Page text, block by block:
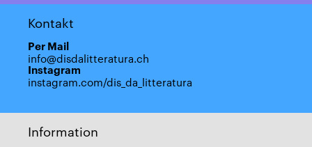
Kontakt
Per Mail
info@disdalitteratura.ch
Instagram
instagram.com/dis_da_litteratura
Information